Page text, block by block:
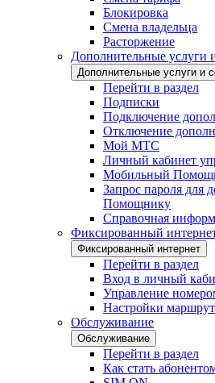
Блокировка
Смена владельца
Расторжение
Дополнительные услуги
Дополнительные услуги и
Перейти в раздел
Подписки
Подключение
Отключение
Мой МТС
Личный кабинет
Мобильный
Запрос пароля для
Помощнику
Справочная
Фиксированный
Фиксированный интернет
Перейти в раздел
Вход в личный
Управление
Настройки
Обслуживание
Обслуживание
Перейти в раздел
Как стать